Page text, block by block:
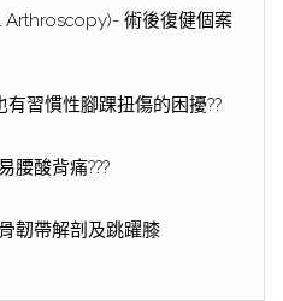
Arthroscopy)- 術後復健個案
習慣性腳踝扭傷的困擾??
腰酸背痛???
韌帶解剖及跳躍膝